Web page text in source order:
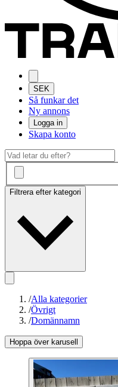
SEK
Så funkar det
Ny annons
Logga in
Skapa konto
Filtrera efter kategori
/Alla kategorier
/Övrigt
/Domännamn
Hoppa över karusell